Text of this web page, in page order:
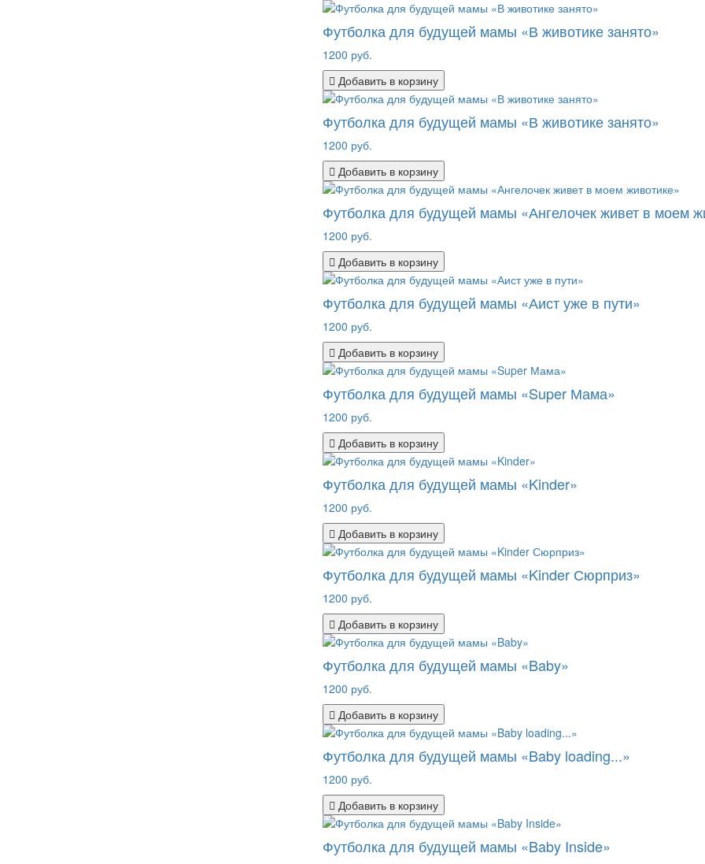
Футболка для будущей мамы «В животике занято»
1200 руб.
Добавить в корзину
Футболка для будущей мамы «В животике занято»
1200 руб.
Добавить в корзину
Футболка для будущей мамы «Ангелочек живет в моем
1200 руб.
Добавить в корзину
Футболка для будущей мамы «Аист уже в пути»
1200 руб.
Добавить в корзину
Футболка для будущей мамы «Super Мама»
1200 руб.
Добавить в корзину
Футболка для будущей мамы «Kinder»
1200 руб.
Добавить в корзину
Футболка для будущей мамы «Kinder Сюрприз»
1200 руб.
Добавить в корзину
Футболка для будущей мамы «Baby»
1200 руб.
Добавить в корзину
Футболка для будущей мамы «Baby loading...»
1200 руб.
Добавить в корзину
Футболка для будущей мамы «Baby Inside»